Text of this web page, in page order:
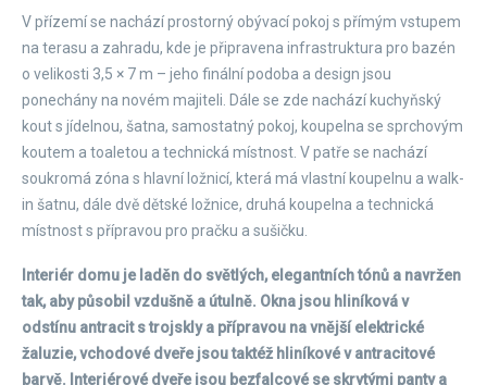
V přízemí se nachází prostorný obývací pokoj s přímým vstupem
na terasu a zahradu, kde je připravena infrastruktura pro bazén
o velikosti 3,5 × 7 m – jeho finální podoba a design jsou
ponechány na novém majiteli. Dále se zde nachází kuchyňský
kout s jídelnou, šatna, samostatný pokoj, koupelna se sprchovým
koutem a toaletou a technická místnost. V patře se nachází
soukromá zóna s hlavní ložnicí, která má vlastní koupelnu a walk-
in šatnu, dále dvě dětské ložnice, druhá koupelna a technická
místnost s přípravou pro pračku a sušičku.
Interiér domu je laděn do světlých, elegantních tónů a navržen
tak, aby působil vzdušně a útulně. Okna jsou hliníková v
odstínu antracit s trojskly a přípravou na vnější elektrické
žaluzie, vchodové dveře jsou taktéž hliníkové v antracitové
barvě. Interiérové dveře jsou bezfalcové se skrytými panty a